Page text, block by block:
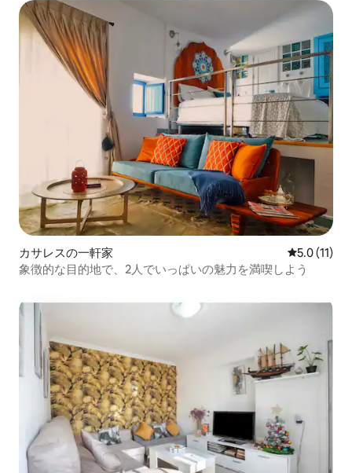
カサレスの一軒家 レビュー11
5.0 (11)
象徴的な目的地で、2人でいっぱいの魅力を満喫しよう